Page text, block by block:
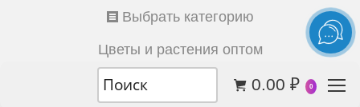
0.00 ₽ 0
Выбрать категорию
Цветы и растения оптом